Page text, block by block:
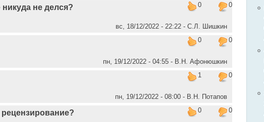
0
0
не делся?
вс, 18/12/2022 - 22:22 - С.Л. Шишкин
0
0
пн, 19/12/2022 - 04:55 - В.Н. Афонюшкин
1
0
пн, 19/12/2022 - 08:00 - В.Н. Потапов
0
0